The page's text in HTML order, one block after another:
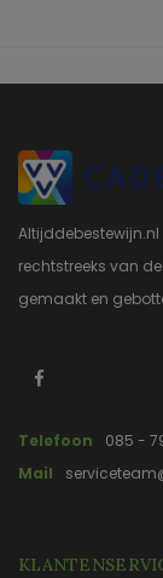
rechtstreeks van
gemaakt en
Telefoon
085 -
Mail